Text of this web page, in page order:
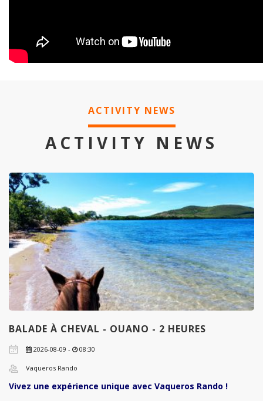
ACTIVITY NEWS
ACTIVITY NEWS
BALADE À CHEVAL - OUANO - 2 HEURES
2026-08-09 - 08:30
Vaqueros Rando
Vivez une expérience unique avec Vaqueros Rando !